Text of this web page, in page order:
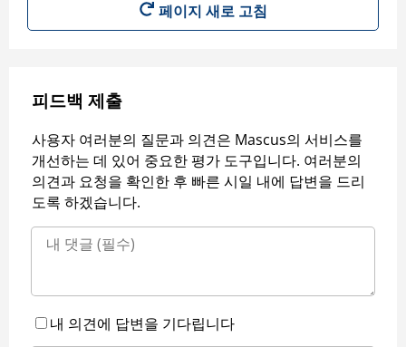
페이지 새로 고침
피드백 제출
사용자 여러분의 질문과 의견은 Mascus의 서비스를
개선하는 데 있어 중요한 평가 도구입니다. 여러분의
의견과 요청을 확인한 후 빠른 시일 내에 답변을 드리
도록 하겠습니다.
내 의견에 답변을 기다립니다